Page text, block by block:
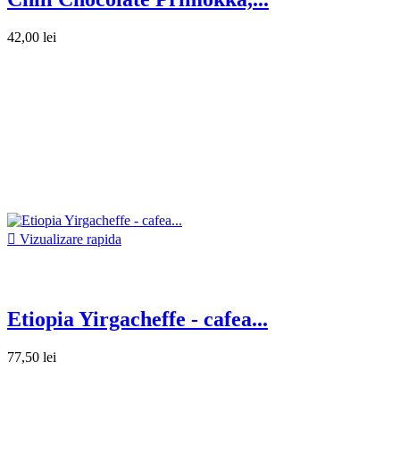
42,00 lei
 Vizualizare rapida
Etiopia Yirgacheffe - cafea...
77,50 lei